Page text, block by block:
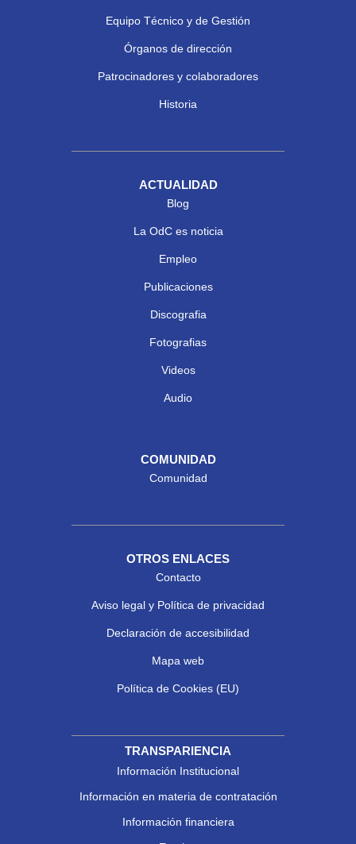
Equipo Técnico y de Gestión
Órganos de dirección
Patrocinadores y colaboradores
Historia
ACTUALIDAD
Blog
La OdC es noticia
Empleo
Publicaciones
Discografia
Fotografias
Videos
Audio
COMUNIDAD
Comunidad
OTROS ENLACES
Contacto
Aviso legal y Política de privacidad
Declaración de accesibilidad
Mapa web
Política de Cookies (EU)
TRANSPARIENCIA
Información Institucional
Información en materia de contratación
Información financiera